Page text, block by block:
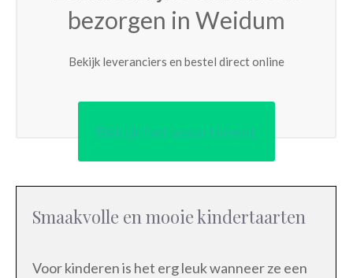
bezorgen in Weidum
Bekijk leveranciers en bestel direct online
Bekijk het assortiment
Smaakvolle en mooie kindertaarten
Voor kinderen is het erg leuk wanneer ze een